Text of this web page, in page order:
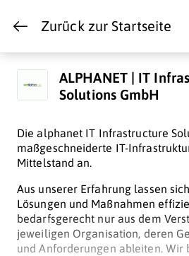
Zurück zur Startseite
ALPHANET | IT
Solutions GmbH
Die alphanet IT Infrastructure
maßgeschneiderte IT-
Mittelstand an.
Aus unserer Erfahrung lassen
Lösungen und Maßnahmen
bedarfsgerecht nur aus dem
jeweiligen Organisation, deren
und Anforderungen ableiten. Wir